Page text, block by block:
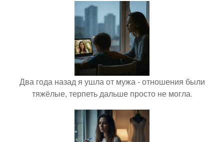
Два года назад я ушла от мужа - отношения были
тяжёлые, терпеть дальше просто не могла.